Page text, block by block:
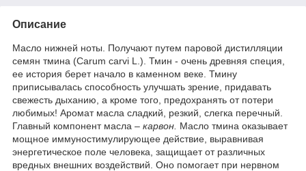
Описание
Масло нижней ноты. Получают путем паровой дистилляции
семян тмина (Carum carvi L.). Тмин - очень древняя специя,
ее история берет начало в каменном веке. Тмину
приписывалась способность улучшать зрение, придавать
свежесть дыханию, а кроме того, предохранять от потери
любимых! Аромат масла сладкий, резкий, слегка перечный.
Главный компонент масла – карвон. Масло тмина оказывает
мощное иммуностимулирующее действие, выравнивая
энергетическое поле человека, защищает от различных
вредных внешних воздействий. Оно помогает при нервном